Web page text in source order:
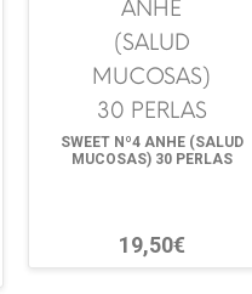
SWEET Nº4 ANHE (SALUD
MUCOSAS) 30 PERLAS
19,50€